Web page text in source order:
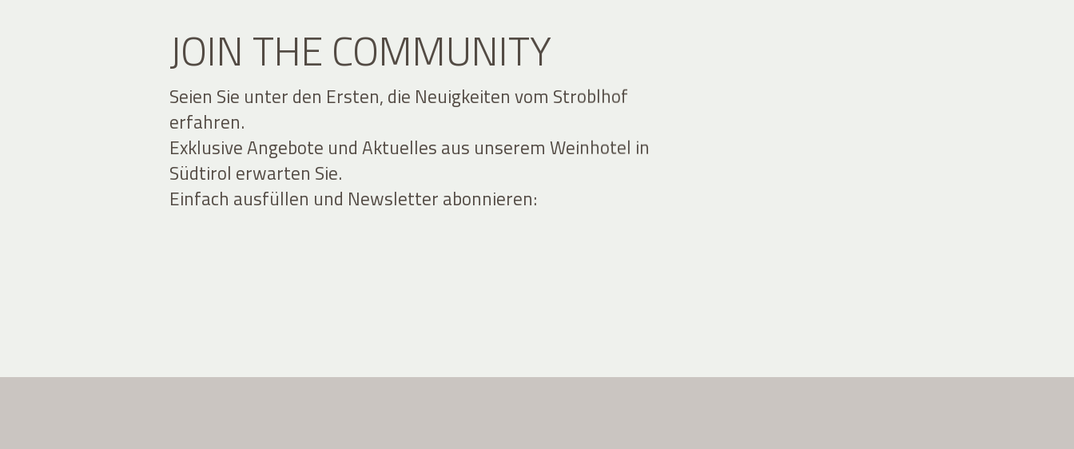
JOIN THE COMMUNITY
Seien Sie unter den Ersten, die Neuigkeiten vom Stroblhof
erfahren.
Exklusive Angebote und Aktuelles aus unserem Weinhotel in
Südtirol erwarten Sie.
Einfach ausfüllen und Newsletter abonnieren: